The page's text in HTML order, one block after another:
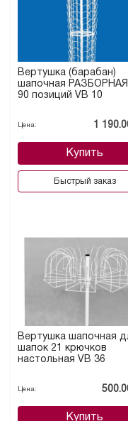
Вертушка (барабан)
шапочная
90 позиций VB 10
Цена: 1
Купить
Быстрый заказ
Вертушка шапочная
шапок 21 крючков
настольная VB 36
Цена:
Купить